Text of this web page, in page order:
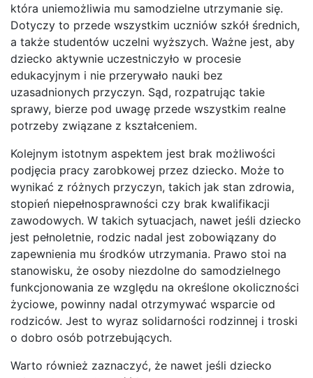
która uniemożliwia mu samodzielne utrzymanie się.
Dotyczy to przede wszystkim uczniów szkół średnich,
a także studentów uczelni wyższych. Ważne jest, aby
dziecko aktywnie uczestniczyło w procesie
edukacyjnym i nie przerywało nauki bez
uzasadnionych przyczyn. Sąd, rozpatrując takie
sprawy, bierze pod uwagę przede wszystkim realne
potrzeby związane z kształceniem.
Kolejnym istotnym aspektem jest brak możliwości
podjęcia pracy zarobkowej przez dziecko. Może to
wynikać z różnych przyczyn, takich jak stan zdrowia,
stopień niepełnosprawności czy brak kwalifikacji
zawodowych. W takich sytuacjach, nawet jeśli dziecko
jest pełnoletnie, rodzic nadal jest zobowiązany do
zapewnienia mu środków utrzymania. Prawo stoi na
stanowisku, że osoby niezdolne do samodzielnego
funkcjonowania ze względu na określone okoliczności
życiowe, powinny nadal otrzymywać wsparcie od
rodziców. Jest to wyraz solidarności rodzinnej i troski
o dobro osób potrzebujących.
Warto również zaznaczyć, że nawet jeśli dziecko